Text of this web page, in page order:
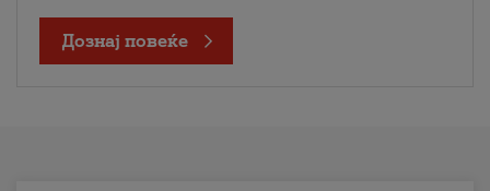
Дознај повеќе